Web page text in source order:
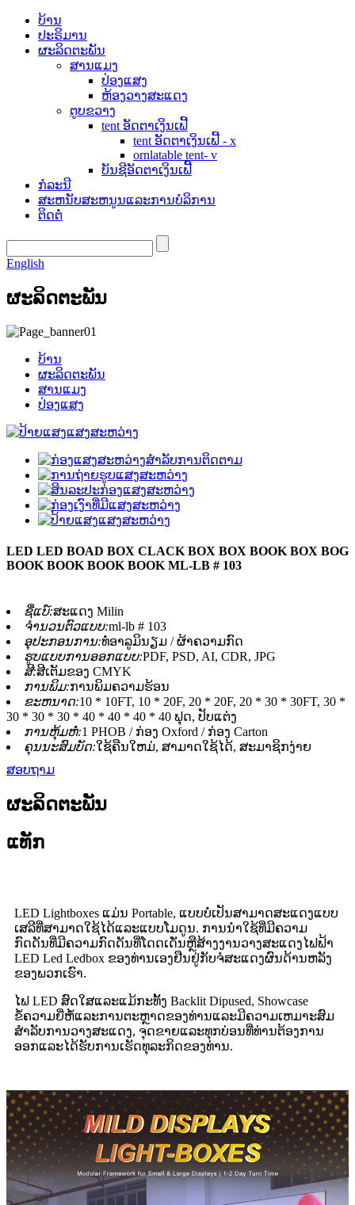
ບ້ານ
ປະຣິມານ
ຜະລິດຕະພັນ
ສານແມງ
ປ່ອງແສງ
ຫ້ອງວາງສະແດງ
ຕູບຂວາງ
tent ອັດຕາເງິນເຟີ້
tent ອັດຕາເງິນເຟີ້ - x
ornlatable tent- v
ບັນຊີອັດຕາເງິນເຟີ້
ກໍລະນີ
ສະຫນັບສະຫນູນແລະການບໍລິການ
ຕິດຕໍ່
English
ຜະລິດຕະພັນ
ບ້ານ
ຜະລິດຕະພັນ
ສານແມງ
ປ່ອງແສງ
LED LED BOAD BOX CLACK BOX BOX BOOK BOX BOG
BOOK BOOK BOOK BOOK ML-LB # 103
ຊື່ແບ໌:ສະແດງ Milin
ຈໍານວນຕົວແບບ:ml-lb # 103
ອຸປະກອນການ:ທໍ່ອາລູມິນຽມ / ຜ້າຄວາມກົດ
ຮູບແບບການອອກແບບ:PDF, PSD, AI, CDR, JPG
ສີ:ສີເຕັມຂອງ CMYK
ການພິມ:ການພິມຄວາມຮ້ອນ
ຂະຫນາດ:10 * 10FT, 10 * 20F, 20 * 20F, 20 * 30 * 30FT, 30 *
30 * 30 * 30 * 40 * 40 * 40 * 40 ຟຸດ, ປັບແຕ່ງ
ການຫຸ້ມຫໍ່:1 PHOB / ກ່ອງ Oxford / ກ່ອງ Carton
ຄຸນນະສົມບັດ:ໃຊ້ຄືນໃຫມ່, ສາມາດໃຊ້ໄດ້, ສະມາຊິກງ່າຍ
ສອບຖາມ
ຜະລິດຕະພັນ
ແທັກ
LED Lightboxes ແມ່ນ Portable, ແບບບໍ່ເປັນສາມາດສະແດງແບບ
ເສລີທີ່ສາມາດໃຊ້ໄດ້ແລະແບບໂມດູນ. ການນໍາໃຊ້ທີ່ມີຄວາມ
ກົດດັນທີ່ມີຄວາມກົດດັນທີ່ໂດດເດັ່ນຫຼືສ້າງງານວາງສະແດງໄຟຟ້າ
LED Led Ledbox ຂອງທ່ານເອງຢືນຢູ່ກັບຈໍສະແດງຜົນດ້ານຫລັງ
ຂອງພວກເຮົາ.
ໄຟ LED ສົດໃສແລະແມ້ກະທັ້ງ Backlit Dipused, Showcase
ຂໍ້ຄວາມຍີ່ຫໍ້ແລະການຕະຫຼາດຂອງທ່ານແລະມີຄວາມເຫມາະສົມ
ສໍາລັບການວາງສະແດງ, ຈຸດຂາຍແລະທຸກບ່ອນທີ່ທ່ານຕ້ອງການ
ອອກແລະໄດ້ຮັບການເຮັດທຸລະກິດຂອງທ່ານ.